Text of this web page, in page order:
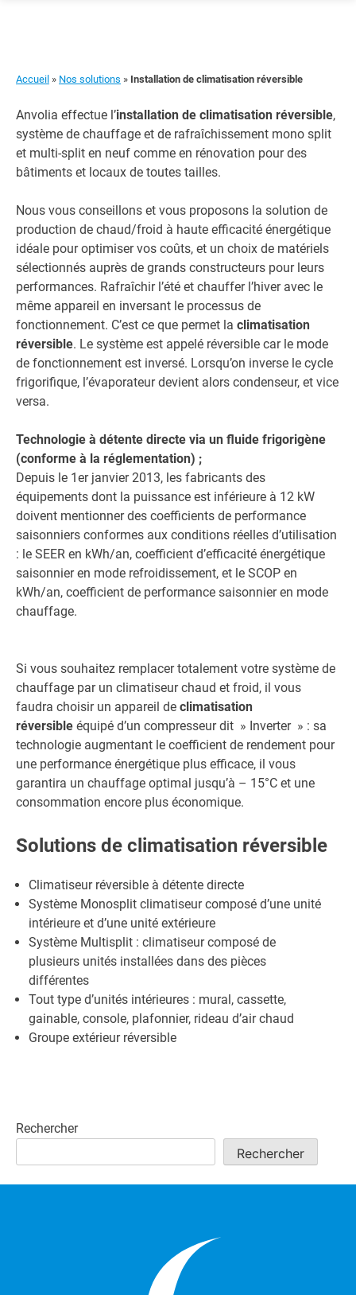
Accueil » Nos solutions » Installation de climatisation réversible
Anvolia effectue l’installation de climatisation réversible,
système de chauffage et de rafraîchissement mono split
et multi-split en neuf comme en rénovation pour des
bâtiments et locaux de toutes tailles.
Nous vous conseillons et vous proposons la solution de
production de chaud/froid à haute efficacité énergétique
idéale pour optimiser vos coûts, et un choix de matériels
sélectionnés auprès de grands constructeurs pour leurs
performances. Rafraîchir l’été et chauffer l’hiver avec le
même appareil en inversant le processus de
fonctionnement. C’est ce que permet la climatisation
réversible. Le système est appelé réversible car le mode
de fonctionnement est inversé. Lorsqu’on inverse le cycle
frigorifique, l’évaporateur devient alors condenseur, et vice
versa.
Technologie à détente directe via un fluide frigorigène
(conforme à la réglementation) ;
Depuis le 1er janvier 2013, les fabricants des
équipements dont la puissance est inférieure à 12 kW
doivent mentionner des coefficients de performance
saisonniers conformes aux conditions réelles d’utilisation
: le SEER en kWh/an, coefficient d’efficacité énergétique
saisonnier en mode refroidissement, et le SCOP en
kWh/an, coefficient de performance saisonnier en mode
chauffage.
Si vous souhaitez remplacer totalement votre système de
chauffage par un climatiseur chaud et froid, il vous
faudra choisir un appareil de climatisation
réversible équipé d’un compresseur dit » Inverter » : sa
technologie augmentant le coefficient de rendement pour
une performance énergétique plus efficace, il vous
garantira un chauffage optimal jusqu’à – 15°C et une
consommation encore plus économique.
Solutions de climatisation réversible
Climatiseur réversible à détente directe
Système Monosplit climatiseur composé d’une unité
intérieure et d’une unité extérieure
Système Multisplit : climatiseur composé de
plusieurs unités installées dans des pièces
différentes
Tout type d’unités intérieures : mural, cassette,
gainable, console, plafonnier, rideau d’air chaud
Groupe extérieur réversible
Rechercher
Rechercher